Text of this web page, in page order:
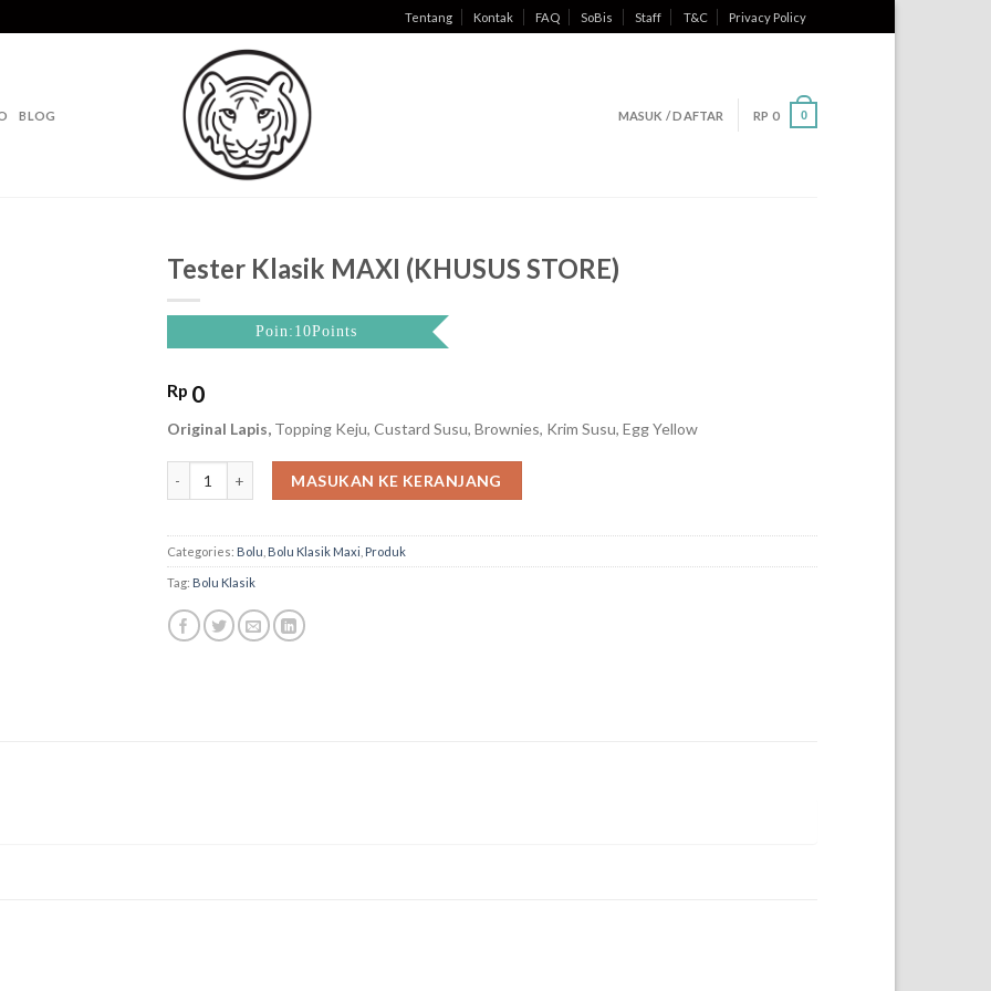
Tentang Kontak FAQ SoBis Staff T&C Privacy Policy
BLOG MASUK / DAFTAR RP 0 0
Tester Klasik MAXI (KHUSUS STORE)
Poin:10Points
Rp 0
Original Lapis, Topping Keju, Custard Susu, Brownies, Krim Susu, Egg Yellow
MASUKAN KE KERANJANG
Categories: Bolu Bolu Klasik Maxi Produk
Tag: Bolu Klasik